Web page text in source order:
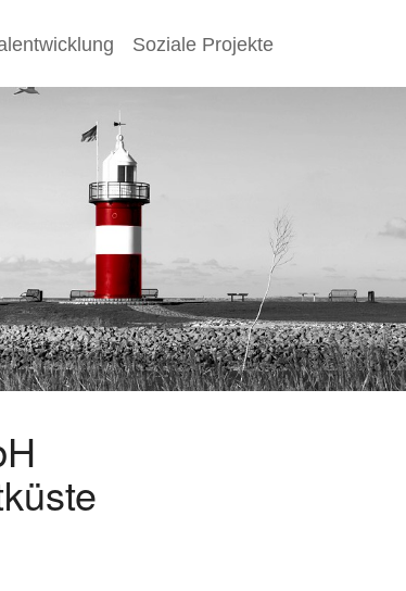
Soziale Projekte